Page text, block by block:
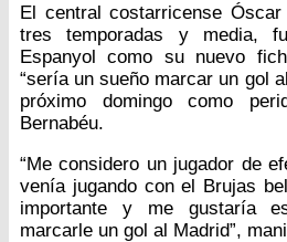
El central costarricense
tres temporadas y media,
Espanyol como su nuevo
“sería un sueño marcar un gol
próximo domingo como
Bernabéu.
“Me considero un jugador de
venía jugando con el Brujas
importante y me gustaría
marcarle un gol al Madrid”,